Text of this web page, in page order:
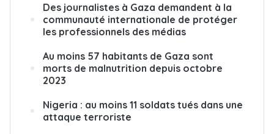
Des journalistes à Gaza demandent à la
communauté internationale de protéger
les professionnels des médias
Au moins 57 habitants de Gaza sont
morts de malnutrition depuis octobre
2023
Nigeria : au moins 11 soldats tués dans une
attaque terroriste